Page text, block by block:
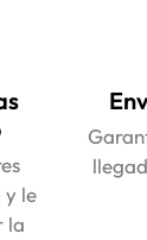
y le
la